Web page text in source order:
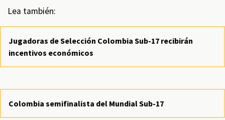
Lea también:
Jugadoras de Selección Colombia Sub-17 recibirán
incentivos económicos
Colombia semifinalista del Mundial Sub-17